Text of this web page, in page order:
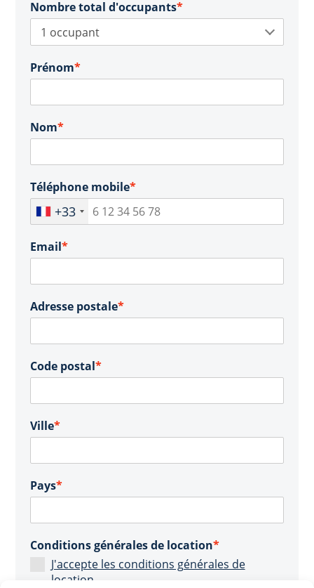
Nombre total d'occupants*
Prénom*
Nom*
Téléphone mobile*
+33
Email*
Adresse postale*
Code postal*
Ville*
Pays*
Conditions générales de location*
J'accepte les conditions générales de
location